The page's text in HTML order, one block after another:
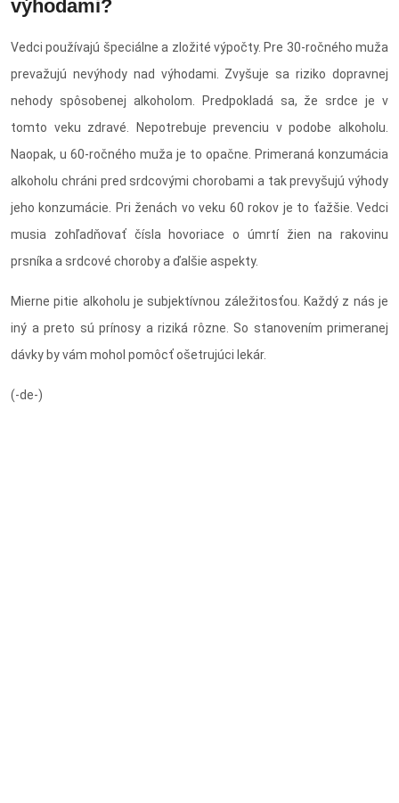
výhodami?
Vedci používajú špeciálne a zložité výpočty. Pre 30-ročného muža
prevažujú nevýhody nad výhodami. Zvyšuje sa riziko dopravnej
nehody spôsobenej alkoholom. Predpokladá sa, že srdce je v
tomto veku zdravé. Nepotrebuje prevenciu v podobe alkoholu.
Naopak, u 60-ročného muža je to opačne. Primeraná konzumácia
alkoholu chráni pred srdcovými chorobami a tak prevyšujú výhody
jeho konzumácie. Pri ženách vo veku 60 rokov je to ťažšie. Vedci
musia zohľadňovať čísla hovoriace o úmrtí žien na rakovinu
prsníka a srdcové choroby a ďalšie aspekty.
Mierne pitie alkoholu je subjektívnou záležitosťou. Každý z nás je
iný a preto sú prínosy a riziká rôzne. So stanovením primeranej
dávky by vám mohol pomôcť ošetrujúci lekár.
(-de-)